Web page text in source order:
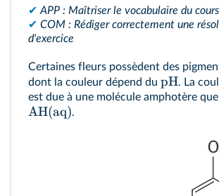
✔ APP : Maîtriser le vocabulaire du cours
✔ COM : Rédiger correctement une
d'exercice
Certaines fleurs possèdent des
dont la couleur dépend du pH. La
est due à une molécule amphotère
AH(aq).